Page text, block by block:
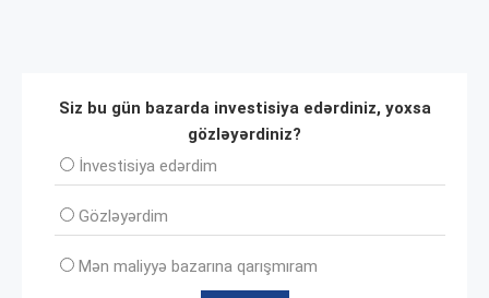
Siz bu gün bazarda investisiya edərdiniz, yoxsa
gözləyərdiniz?
İnvеstisiya edərdim
Gözləyərdim
Mən maliyyə bazarına qarışmıram